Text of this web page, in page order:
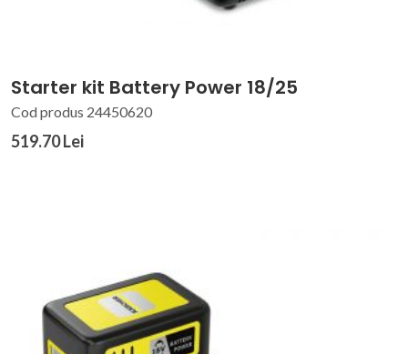
Starter kit Battery Power 18/25
Cod produs 24450620
519.70 Lei